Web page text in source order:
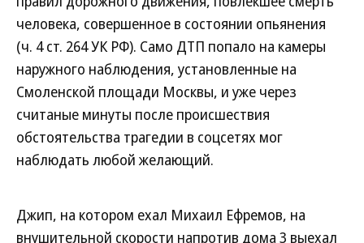
человека, совершенное в состоянии опьянения
(ч. 4 ст. 264 УК РФ). Само ДТП попало на камеры
наружного наблюдения, установленные на
Смоленской площади Москвы, и уже через
считаные минуты после происшествия
обстоятельства трагедии в соцсетях мог
наблюдать любой желающий.
Джип, на котором ехал Михаил Ефремов, на
внушительной скорости напротив дома 3 выехал